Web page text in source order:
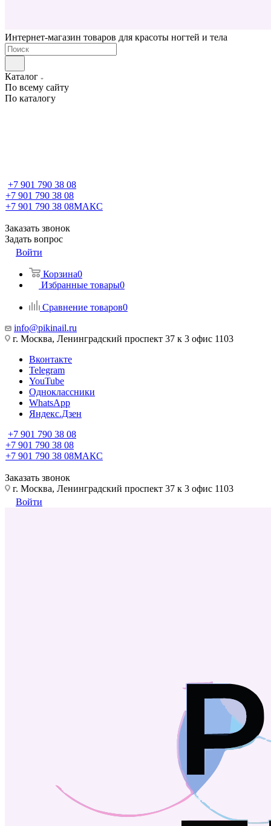
Интернет-магазин товаров для красоты ногтей и тела
Каталог
По всему сайту
По каталогу
+7 901 790 38 08
+7 901 790 38 08
+7 901 790 38 08МАКС
Заказать звонок
Задать вопрос
Войти
Корзина0
Избранные товары0
Сравнение товаров0
info@pikinail.ru
г. Москва, Ленинградский проспект 37 к 3 офис 1103
Вконтакте
Telegram
YouTube
Одноклассники
WhatsApp
Яндекс.Дзен
+7 901 790 38 08
+7 901 790 38 08
+7 901 790 38 08МАКС
Заказать звонок
г. Москва, Ленинградский проспект 37 к 3 офис 1103
Войти